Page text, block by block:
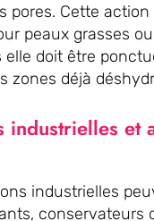
pores. Cette action
peaux grasses
elle doit être
zones déjà
industrielles et
industrielles
conservateurs